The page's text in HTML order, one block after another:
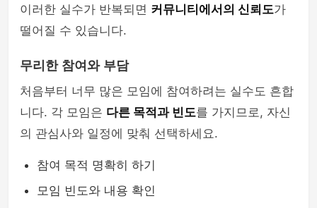
이러한 실수가 반복되면 커뮤니티에서의 신뢰도가
떨어질 수 있습니다.
무리한 참여와 부담
처음부터 너무 많은 모임에 참여하려는 실수도 흔합
니다. 각 모임은 다른 목적과 빈도를 가지므로, 자신
의 관심사와 일정에 맞춰 선택하세요.
참여 목적 명확히 하기
모임 빈도와 내용 확인